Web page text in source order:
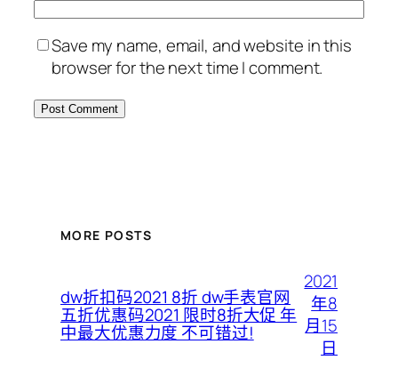
Save my name, email, and website in this
browser for the next time I comment.
MORE POSTS
dw折扣码2021 8折 dw手表官网
五折优惠码2021 限时8折大促 年
中最大优惠力度 不可错过!
2021
年8
月15
日